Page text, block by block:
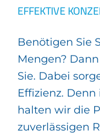
EFFEKTIVE
Benötigen Sie
Mengen?
Sie. Dabei
Effizienz.
halten wir die
zuverlässigen